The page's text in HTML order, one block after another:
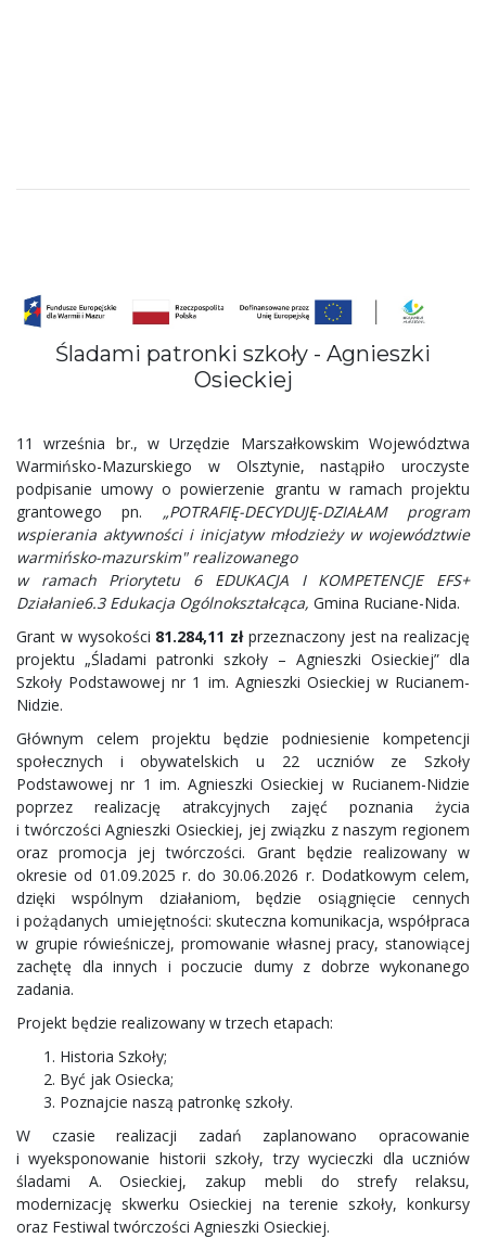
Śladami patronki szkoły - Agnieszki
Osieckiej
11 września br., w Urzędzie Marszałkowskim Województwa
Warmińsko-Mazurskiego w Olsztynie, nastąpiło uroczyste
podpisanie umowy o powierzenie grantu w ramach projektu
grantowego pn.
„POTRAFIĘ-DECYDUJĘ-DZIAŁAM program
wspierania aktywności i inicjatyw młodzieży w województwie
warmińsko-mazurskim" realizowanego
w ramach Priorytetu 6 EDUKACJA I KOMPETENCJE EFS+
Działanie6.3 Edukacja Ogólnokształcąca, Gmina Ruciane-Nida.
Grant w wysokości 81.284,11 zł przeznaczony jest na realizację
projektu „Śladami patronki szkoły – Agnieszki Osieckiej” dla
Szkoły Podstawowej nr 1 im. Agnieszki Osieckiej w Rucianem-
Nidzie.
Głównym celem projektu będzie podniesienie kompetencji
społecznych i obywatelskich u 22 uczniów ze Szkoły
Podstawowej nr 1 im. Agnieszki Osieckiej w Rucianem-Nidzie
poprzez realizację atrakcyjnych zajęć poznania życia
i twórczości Agnieszki Osieckiej, jej związku z naszym regionem
oraz promocja jej twórczości. Grant będzie realizowany w
okresie od 01.09.2025 r. do 30.06.2026 r. Dodatkowym celem,
dzięki wspólnym działaniom, będzie osiągnięcie cennych
i pożądanych umiejętności: skuteczna komunikacja, współpraca
w grupie rówieśniczej, promowanie własnej pracy, stanowiącej
zachętę dla innych i poczucie dumy z dobrze wykonanego
zadania.
Projekt będzie realizowany w trzech etapach:
Historia Szkoły;
Być jak Osiecka;
Poznajcie naszą patronkę szkoły.
W czasie realizacji zadań zaplanowano opracowanie
i wyeksponowanie historii szkoły, trzy wycieczki dla uczniów
śladami A. Osieckiej, zakup mebli do strefy relaksu,
modernizację skwerku Osieckiej na terenie szkoły, konkursy
oraz Festiwal twórczości Agnieszki Osieckiej.